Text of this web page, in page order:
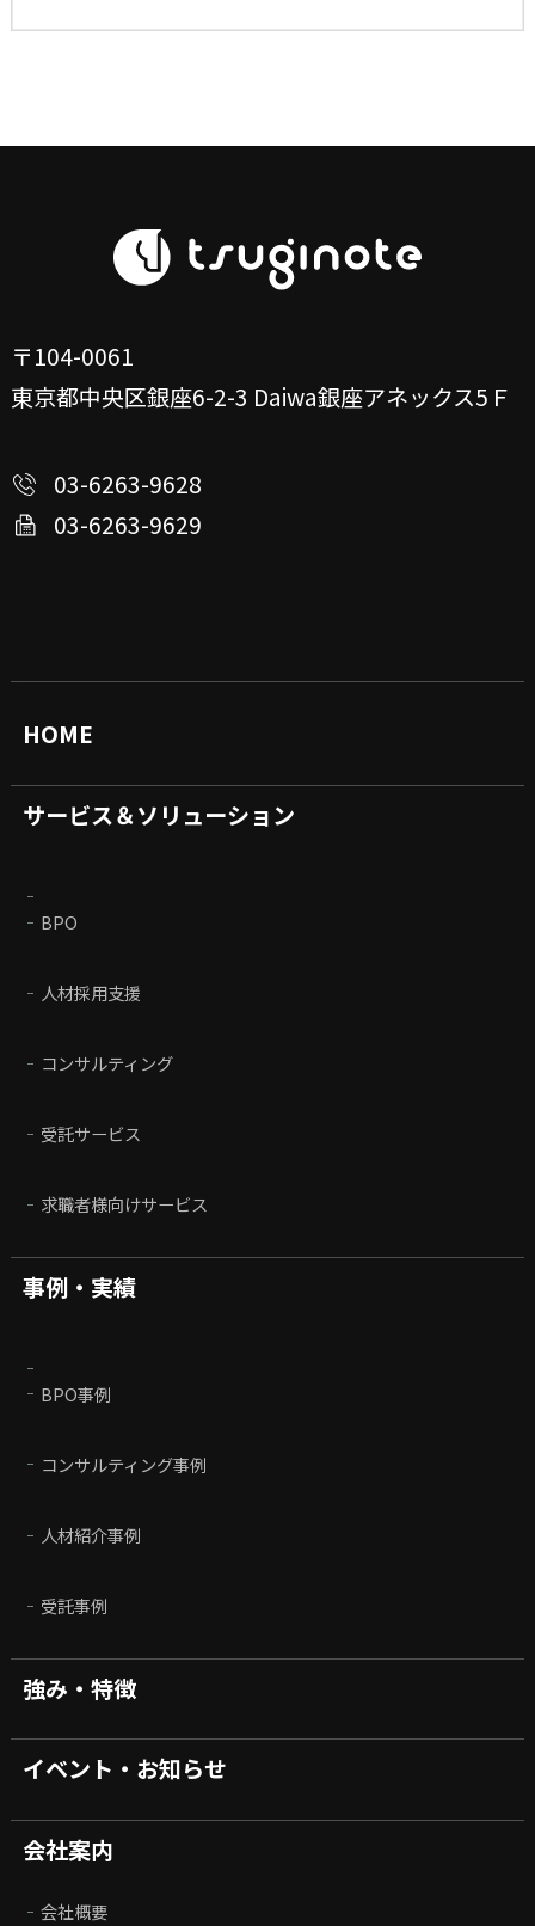
〒104-0061
東京都中央区銀座6-2-3 Daiwa銀座アネックス5Ｆ
03-6263-9628
03-6263-9629
HOME
サービス＆ソリューション
BPO
人材採用支援
コンサルティング
受託サービス
求職者様向けサービス
事例・実績
BPO事例
コンサルティング事例
人材紹介事例
受託事例
強み・特徴
イベント・お知らせ
会社案内
会社概要